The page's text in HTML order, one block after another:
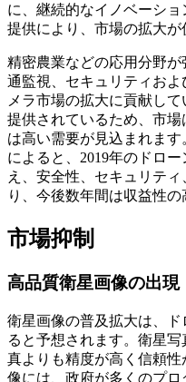
に、継続的なイノベーシ
提供により、市場の拡大が
精密農業などの応用分野が
通監視、セキュリティお
メラ市場の拡大に貢献し
提供されているため、市
は高い需要が見込まれま
によると、2019年のドロ
え、安全性、セキュリテ
り、今後数年間は収益性の
市場抑制
高品質衛星画像の出現
衛星画像の普及拡大は、
ると予想されます。衛星
真よりも精度が高く信頼
像には、政府が多くのプ